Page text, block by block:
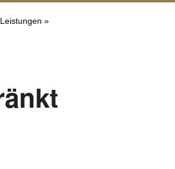
Leistungen »